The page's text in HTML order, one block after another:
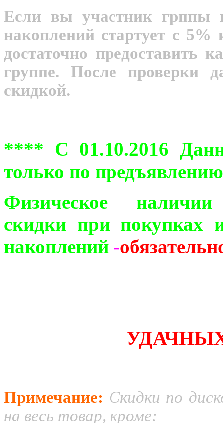
Если вы участник
накоплений стартует с
достаточно предоставить
группе. После проверки
скидкой.
**** С 01.10.2016
только по
Физическое
скидки при покупках
накоплений -
Примечание: Скидки по
на весь товар, кроме: